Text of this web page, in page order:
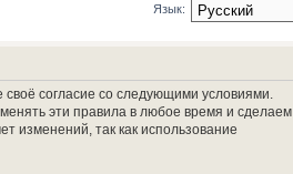
Язык:
согласие со следующими условиями.
эти правила в любое время и сделаем
изменений, так как использование